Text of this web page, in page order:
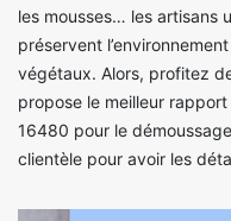
les mousses… les artisans
préservent
végétaux. Alors, profitez
propose le meilleur
16480 pour le
clientèle pour avoir les